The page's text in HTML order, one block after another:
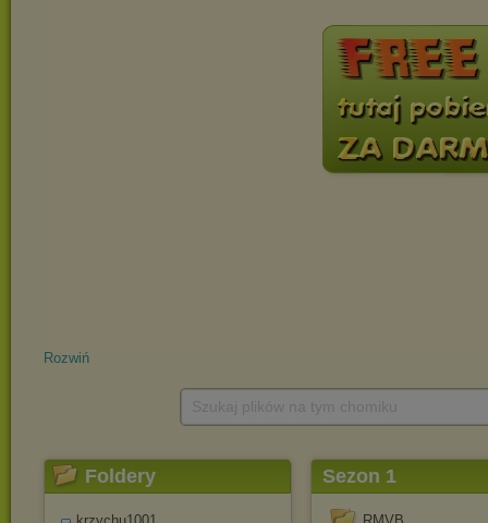
Rozwiń
Foldery Sezon 1